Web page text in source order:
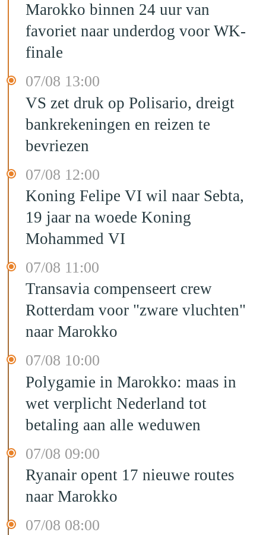
Marokko binnen 24 uur van
favoriet naar underdog voor WK-
finale
07/08 13:00
VS zet druk op Polisario, dreigt
bankrekeningen en reizen te
bevriezen
07/08 12:00
Koning Felipe VI wil naar Sebta,
19 jaar na woede Koning
Mohammed VI
07/08 11:00
Transavia compenseert crew
Rotterdam voor "zware vluchten"
naar Marokko
07/08 10:00
Polygamie in Marokko: maas in
wet verplicht Nederland tot
betaling aan alle weduwen
07/08 09:00
Ryanair opent 17 nieuwe routes
naar Marokko
07/08 08:00